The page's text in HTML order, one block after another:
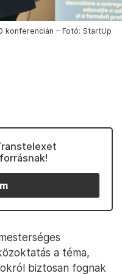
konferencián – Fotó: StartUp
a téma,
biztosan fognak